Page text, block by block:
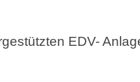
EDV-